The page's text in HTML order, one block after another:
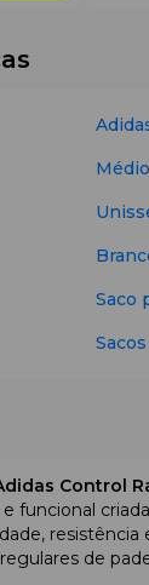
Médio
Saco
Control
funcional
resistência
de